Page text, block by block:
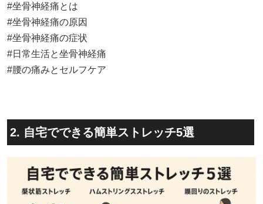
#坐骨神経痛とは
#坐骨神経痛の原因
#坐骨神経痛の症状
#日常生活と坐骨神経痛
#腰の痛みとセルフケア
2. 自宅でできる簡単ストレッチ5選